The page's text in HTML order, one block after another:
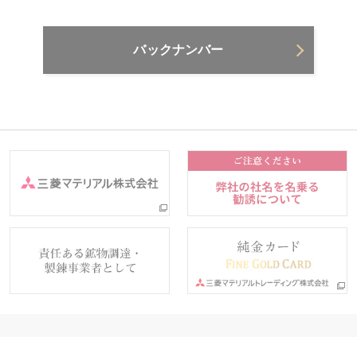
バックナンバー